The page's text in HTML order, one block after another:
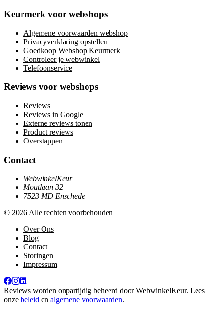
Keurmerk voor webshops
Algemene voorwaarden webshop
Privacyverklaring opstellen
Goedkoop Webshop Keurmerk
Controleer je webwinkel
Telefoonservice
Reviews voor webshops
Reviews
Reviews in Google
Externe reviews tonen
Product reviews
Overstappen
Contact
WebwinkelKeur
Moutlaan 32
7523 MD Enschede
© 2026 Alle rechten voorbehouden
Over Ons
Blog
Contact
Storingen
Impressum
Reviews worden onpartijdig beheerd doorWebwinkelKeur. Lees
onze beleid en algemene voorwaarden.